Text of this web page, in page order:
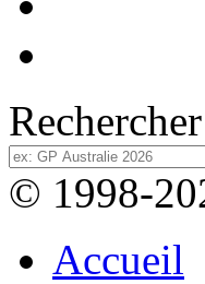
© 1998-
Accueil